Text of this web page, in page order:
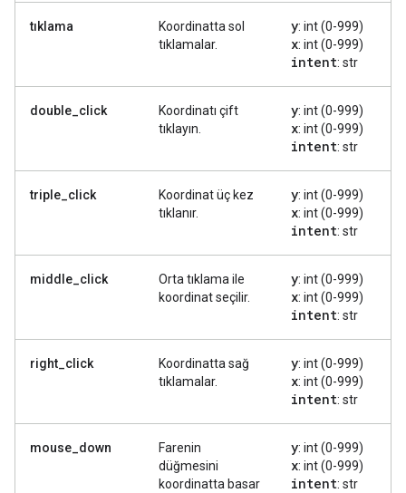
tıklama
Koordinatta sol
tıklamalar.
y: int (0-999)
x: int (0-999)
intent: str
double_click
Koordinatı çift
tıklayın.
y: int (0-999)
x: int (0-999)
intent: str
triple_click
Koordinat üç kez
tıklanır.
y: int (0-999)
x: int (0-999)
intent: str
middle_click
Orta tıklama ile
koordinat seçilir.
y: int (0-999)
x: int (0-999)
intent: str
right_click
Koordinatta sağ
tıklamalar.
y: int (0-999)
x: int (0-999)
intent: str
mouse_down
Farenin
düğmesini
koordinatta basar
y: int (0-999)
x: int (0-999)
intent: str